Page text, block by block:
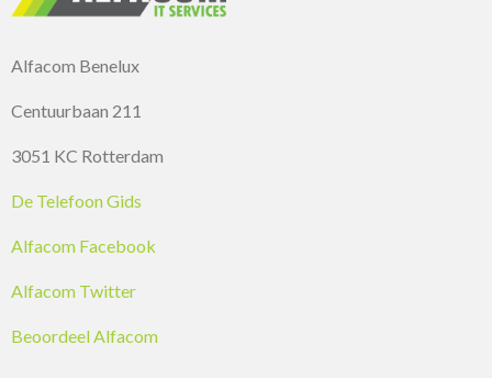
Alfacom Benelux
Centuurbaan 211
3051 KC Rotterdam
De Telefoon Gids
Alfacom Facebook
Alfacom Twitter
Beoordeel Alfacom